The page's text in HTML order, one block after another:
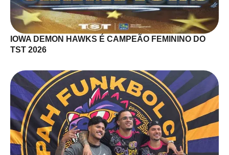
IOWA DEMON HAWKS É CAMPEÃO FEMININO DO
TST 2026